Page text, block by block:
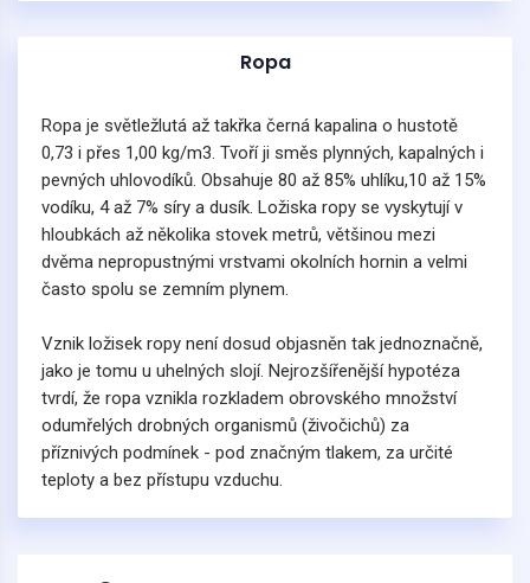
Ropa
Ropa je světležlutá až takřka černá kapalina o hustotě
0,73 i přes 1,00 kg/m3. Tvoří ji směs plynných, kapalných i
pevných uhlovodíků. Obsahuje 80 až 85% uhlíku,10 až 15%
vodíku, 4 až 7% síry a dusík. Ložiska ropy se vyskytují v
hloubkách až několika stovek metrů, většinou mezi
dvěma nepropustnými vrstvami okolních hornin a velmi
často spolu se zemním plynem.
Vznik ložisek ropy není dosud objasněn tak jednoznačně,
jako je tomu u uhelných slojí. Nejrozšířenější hypotéza
tvrdí, že ropa vznikla rozkladem obrovského množství
odumřelých drobných organismů (živočichů) za
příznivých podmínek - pod značným tlakem, za určité
teploty a bez přístupu vzduchu.